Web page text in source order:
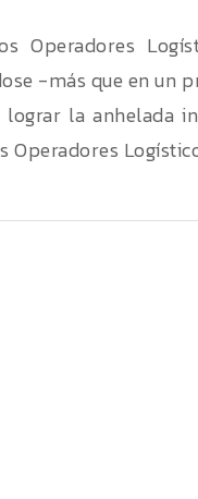
Operadores
-más que en un
la anhelada
Operadores